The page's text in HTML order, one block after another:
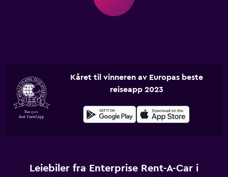
Kåret til vinneren av Europas beste
reiseapp 2023
Leiebiler fra Enterprise Rent-A-Car i